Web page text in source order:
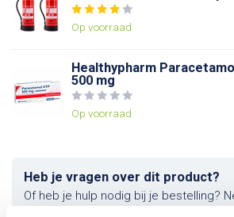
Op voorraad
Healthypharm
500 mg
Op voorraad
Heb je vragen over dit product?
Of heb je hulp nodig bij je bestelling?
met onze klantenservice. We helpen